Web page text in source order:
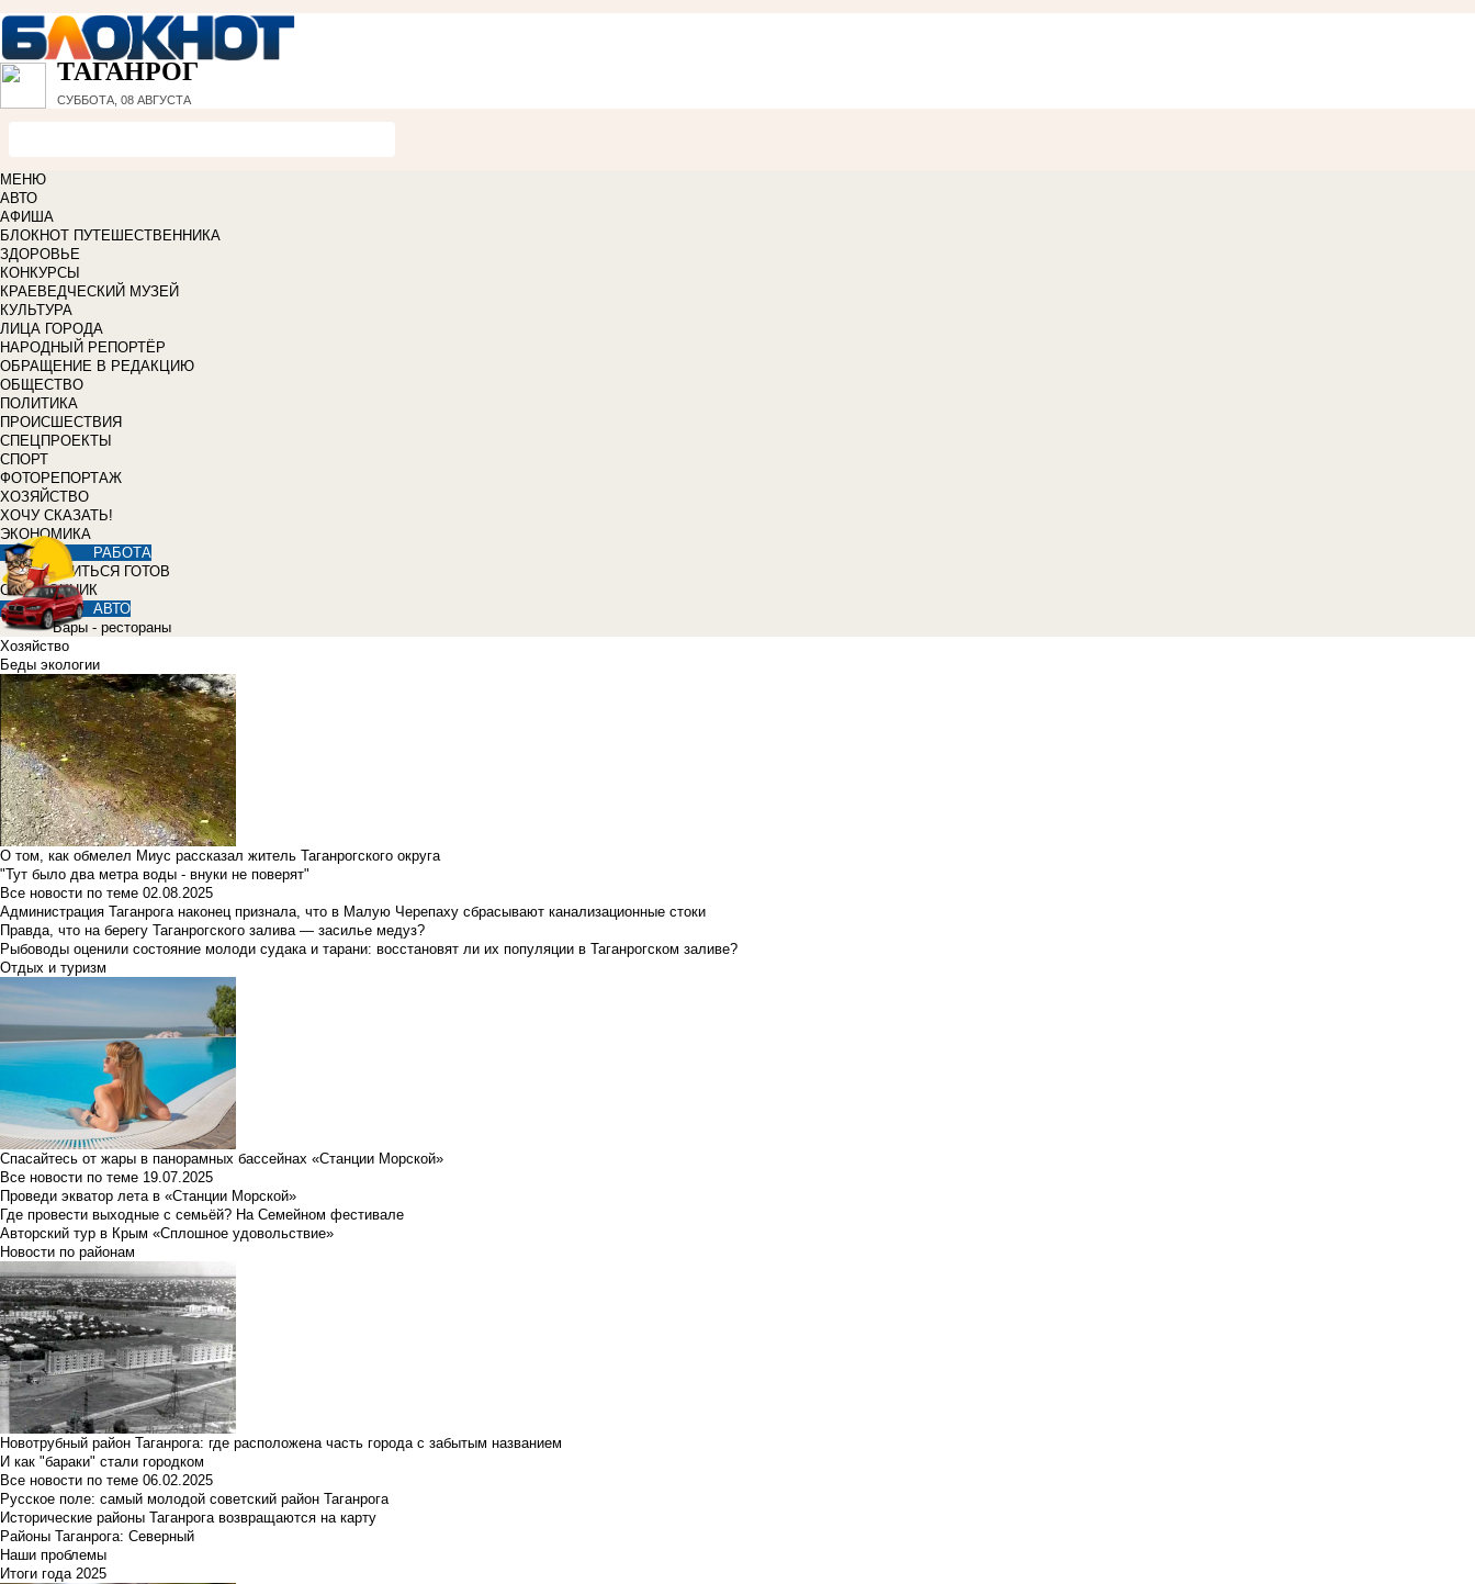
ТАГАНРОГ
СУББОТА, 08 АВГУСТА
МЕНЮ
АВТО
АФИША
БЛОКНОТ ПУТЕШЕСТВЕННИКА
ЗДОРОВЬЕ
КОНКУРСЫ
КРАЕВЕДЧЕСКИЙ МУЗЕЙ
КУЛЬТУРА
ЛИЦА ГОРОДА
НАРОДНЫЙ РЕПОРТЁР
ОБРАЩЕНИЕ В РЕДАКЦИЮ
ОБЩЕСТВО
ПОЛИТИКА
ПРОИСШЕСТВИЯ
СПЕЦПРОЕКТЫ
СПОРТ
ФОТОРЕПОРТАЖ
ХОЗЯЙСТВО
ХОЧУ СКАЗАТЬ!
ЭКОНОМИКА
РАБОТА
УЧИТЬСЯ ГОТОВ
СПРАВОЧНИК
АВТО
Бары - рестораны
Хозяйство
Беды экологии
О том, как обмелел Миус рассказал житель Таганрогского округа
"Тут было два метра воды - внуки не поверят"
Все новости по теме 02.08.2025
Администрация Таганрога наконец признала, что в Малую Черепаху сбрасывают канализационные стоки
Правда, что на берегу Таганрогского залива — засилье медуз?
Рыбоводы оценили состояние молоди судака и тарани: восстановят ли их популяции в Таганрогском заливе?
Отдых и туризм
Спасайтесь от жары в панорамных бассейнах «Станции Морской»
Все новости по теме 19.07.2025
Проведи экватор лета в «Станции Морской»
Где провести выходные с семьёй? На Семейном фестивале
Авторский тур в Крым «Сплошное удовольствие»
Новости по районам
Новотрубный район Таганрога: где расположена часть города с забытым названием
И как "бараки" стали городком
Все новости по теме 06.02.2025
Русское поле: самый молодой советский район Таганрога
Исторические районы Таганрога возвращаются на карту
Районы Таганрога: Северный
Наши проблемы
Итоги года 2025